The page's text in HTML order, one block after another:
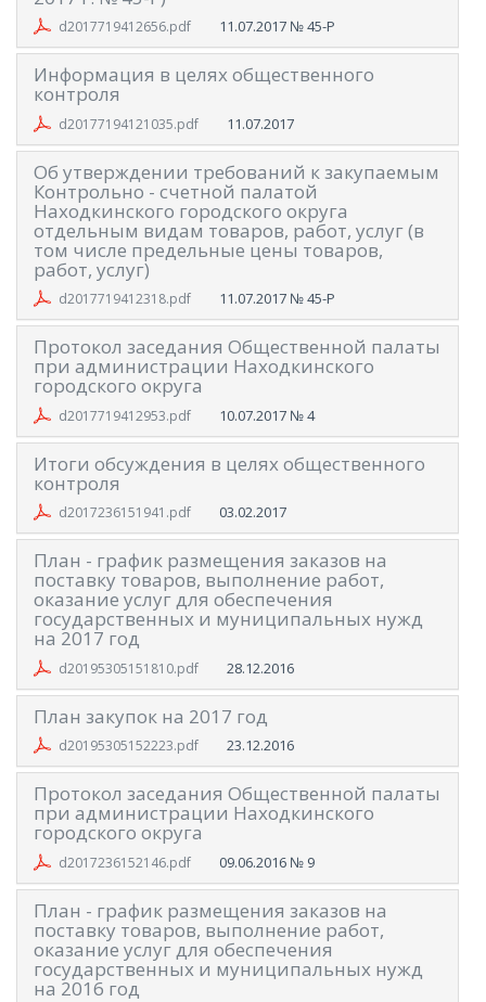
d2017719412656.pdf 11.07.2017 № 45-Р
Информация в целях общественного
контроля
d20177194121035.pdf 11.07.2017
Об утверждении требований к закупаемым
Контрольно - счетной палатой
Находкинского городского округа
отдельным видам товаров, работ, услуг (в
том числе предельные цены товаров,
работ, услуг)
d2017719412318.pdf 11.07.2017 № 45-Р
Протокол заседания Общественной палаты
при администрации Находкинского
городского округа
d2017719412953.pdf 10.07.2017 № 4
Итоги обсуждения в целях общественного
контроля
d2017236151941.pdf 03.02.2017
План - график размещения заказов на
поставку товаров, выполнение работ,
оказание услуг для обеспечения
государственных и муниципальных нужд
на 2017 год
d20195305151810.pdf 28.12.2016
План закупок на 2017 год
d20195305152223.pdf 23.12.2016
Протокол заседания Общественной палаты
при администрации Находкинского
городского округа
d2017236152146.pdf 09.06.2016 № 9
План - график размещения заказов на
поставку товаров, выполнение работ,
оказание услуг для обеспечения
государственных и муниципальных нужд
на 2016 год